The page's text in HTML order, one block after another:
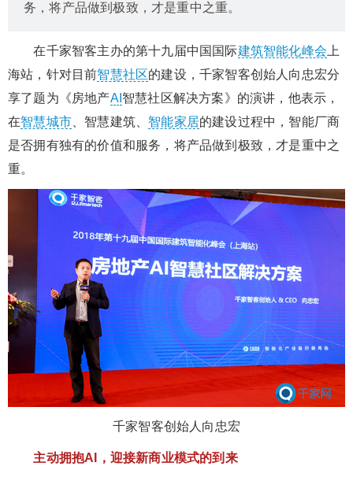
务，将产品做到极致，才是重中之重。
在千家智客主办的第十九届中国国际建筑智能化峰会 上
海站，针对目前智慧社区的建设，千家智客创始人向忠宏分
享了题为《房地产AI 智慧社区解决方案》的演讲，他表示，
在智慧城市 、智慧建筑、 智能家居的建设过程中，智能厂商
是否拥有独有的价值和服务，将产品做到极致，才是重中之
重。
千家智客创始人向忠宏
主动拥抱AI，迎接新商业模式的到来